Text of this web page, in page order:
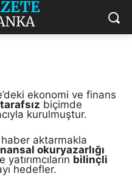
ekonomi ve finans
biçimde
kurulmuştur.
haber aktarmakla
okuryazarlığı
bilinçli
hedefler.